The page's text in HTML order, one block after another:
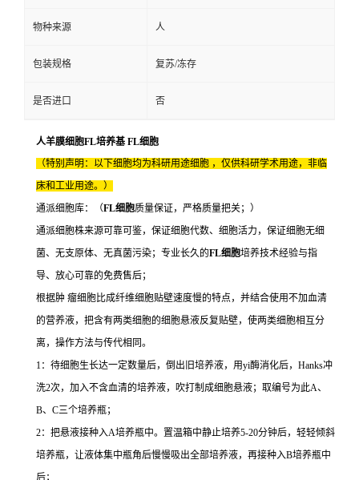
物种来源 人
包装规格 复苏/冻存
是否进口 否
人羊膜细胞FL培养基 FL细胞
（特别声明：以下细胞均为科研用途细胞 ，仅供科研学术用途，非临
床和工业用途。）
通派细胞库：（FL细胞质量保证，严格质量把关；）
通派细胞株来源可靠可鉴，保证细胞代数、细胞活力，保证细胞无细
菌、无支原体、无真菌污染；专业长久的FL细胞培养技术经验与指
导、放心可靠的免费售后；
根据肿 瘤细胞比成纤维细胞贴壁速度慢的特点，并结合使用不加血清
的营养液，把含有两类细胞的细胞悬液反复贴壁，使两类细胞相互分
离，操作方法与传代相同。
1：待细胞生长达一定数量后，倒出旧培养液，用yi酶消化后，Hanks冲
洗2次，加入不含血清的培养液，吹打制成细胞悬液；取编号为此A、
B、C三个培养瓶；
2：把悬液接种入A培养瓶中。置温箱中静止培养5-20分钟后，轻轻倾斜
培养瓶，让液体集中瓶角后慢慢吸出全部培养液，再接种入B培养瓶中
后；